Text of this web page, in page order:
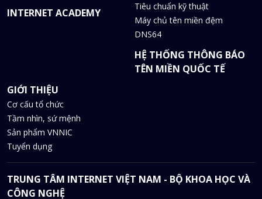
INTERNET ACADEMY
Tiêu chuẩn kỹ thuật
Máy chủ tên miền đệm
DNS64
HỆ THỐNG THÔNG BÁO
TÊN MIỀN QUỐC TẾ
GIỚI THIỆU
Cơ cấu tổ chức
Tầm nhìn, sứ mệnh
Sản phẩm VNNIC
Tuyển dụng
TRUNG TÂM INTERNET VIỆT NAM - BỘ KHOA HỌC VÀ
CÔNG NGHỆ